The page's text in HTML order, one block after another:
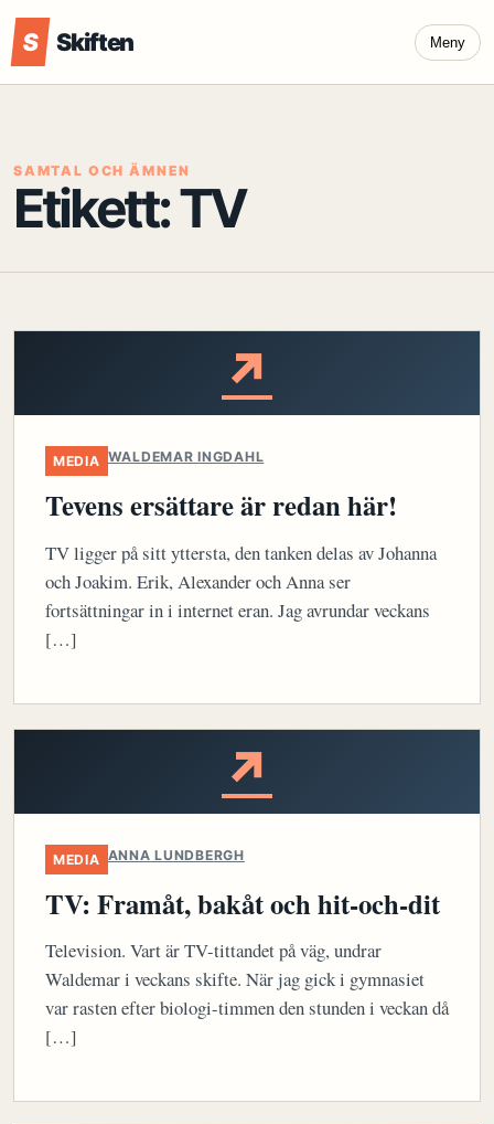
S Skiften Meny
SAMTAL OCH ÄMNEN
Etikett:TV
↗
MEDIA WALDEMAR INGDAHL
Tevens ersättare är redan här!
TV ligger på sitt yttersta, den tanken delas av Johanna
och Joakim. Erik, Alexander och Anna ser
fortsättningar in i internet eran. Jag avrundar veckans
[…]
↗
MEDIA ANNA LUNDBERGH
TV: Framåt, bakåt och hit-och-dit
Television. Vart är TV-tittandet på väg, undrar
Waldemar i veckans skifte. När jag gick i gymnasiet
var rasten efter biologi-timmen den stunden i veckan då
[…]